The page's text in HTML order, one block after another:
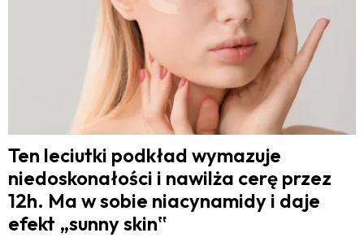
Ten leciutki podkład wymazuje
niedoskonałości i nawilża cerę przez
12h. Ma w sobie niacynamidy i daje
efekt „sunny skin‟